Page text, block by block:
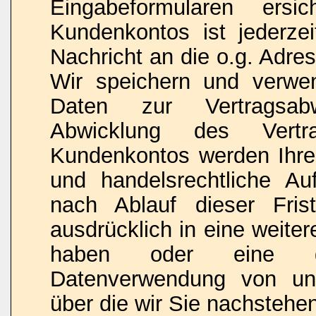
Eingabeformularen
Kundenkontos ist
Nachricht an die o.g.
Wir speichern und
Daten zur
Abwicklung des
Kundenkontos werden
und handelsrechtliche
nach Ablauf dieser
ausdrücklich in eine
haben oder eine
Datenverwendung von
über die wir Sie